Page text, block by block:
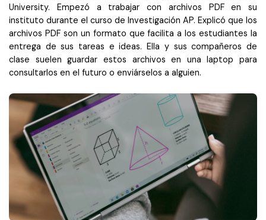
Descuento educativo
Adquiere PDFelement con descuento académico.
Centro de descargas
Descarga las herramientas de PDF.
Actualizar a PDFelement V12.
University. Empezó a trabajar con archivos PDF en su
instituto durante el curso de Investigación AP. Explicó que los
archivos PDF son un formato que facilita a los estudiantes la
entrega de sus tareas e ideas. Ella y sus compañeros de
clase suelen guardar estos archivos en una laptop para
consultarlos en el futuro o enviárselos a alguien.